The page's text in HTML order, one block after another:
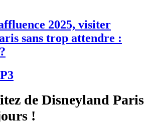
2025, visiter
sans trop attendre :
de Disneyland Paris
!